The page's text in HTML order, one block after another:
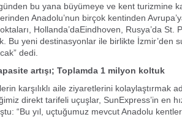
bu yana büyümeye ve kent turizmine
Anadolu’nun birçok kentinden
Hollanda’daEindhoven, Rusya’da St.
Bu yeni destinasyonlar ile birlikte İzmir’den
dedi.
artışı; Toplamda 1 milyon koltuk
karşılıklı aile ziyaretlerini kolaylaştırmak
direkt tarifeli uçuşlar, SunExpress’in en
“Bu yıl, uçtuğumuz mevcut Anadolu